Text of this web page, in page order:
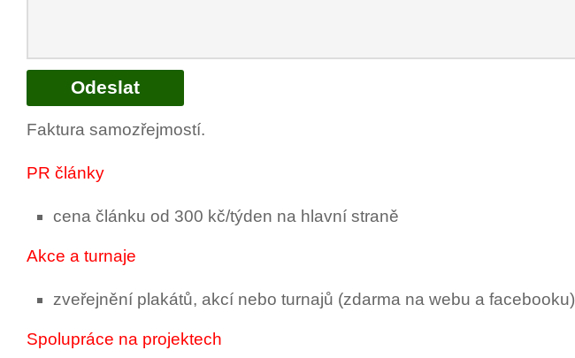
Faktura samozřejmostí.
PR články
cena článku od 300 kč/týden na hlavní straně
Akce a turnaje
zveřejnění plakátů, akcí nebo turnajů (zdarma na webu a facebooku)
Spolupráce na projektech